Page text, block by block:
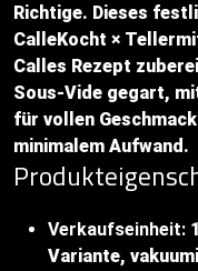
Richtige. Dieses
CalleKocht ×
Calles Rezept
Sous-Vide gegart,
für vollen
minimalem Aufwand.
Verkaufseinheit:
Variante,